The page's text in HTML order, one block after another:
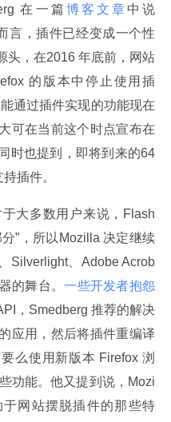
在一篇 博客文章 中说
言，插件已经变成一个性
头，在2016 年底前，网站
的版本中停止使用插
通过插件实现的功能现在
可在当前这个时点宣布在
时也提到，即将到来的64
插件。
大多数用户来说，Flash
”，所以Mozilla 决定继续
Silverlight、Adobe Acrob
的舞台。一些开发者抱怨
，Smedberg 推荐的解决
应用，然后将插件重编译
要么使用新版本 Firefox 浏
功能。他又提到说，Mozi
于网站摆脱插件的那些特